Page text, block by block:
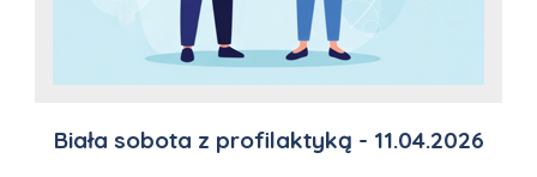
Biała sobota z profilaktyką - 11.04.2026